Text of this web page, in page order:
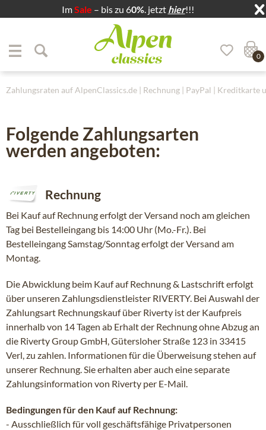
ImSale – bis zu 60%. jetzt hier!!!
Zum Hauptbereich springen
0
Zahlungsraten auf AlpenClassics.de | Rechnung | PayPal | Kreditkarte
Folgende Zahlungsarten
werden angeboten:
Rechnung
Bei Kauf auf Rechnung erfolgt der Versand noch am gleichen
Tag bei Bestelleingang bis 14:00 Uhr (Mo.-Fr.). Bei
Bestelleingang Samstag/Sonntag erfolgt der Versand am
Montag.
Die Abwicklung beim Kauf auf Rechnung & Lastschrift erfolgt
über unseren Zahlungsdienstleister RIVERTY. Bei Auswahl der
Zahlungsart Rechnungskauf über Riverty ist der Kaufpreis
innerhalb von 14 Tagen ab Erhalt der Rechnung ohne Abzug an
die Riverty Group GmbH, Gütersloher Straße 123 in 33415
Verl, zu zahlen. Informationen für die Überweisung stehen auf
unserer Rechnung. Sie erhalten aber auch eine separate
Zahlungsinformation von Riverty per E-Mail.
Bedingungen für den Kauf auf Rechnung:
- Ausschließlich für voll geschäftsfähige Privatpersonen